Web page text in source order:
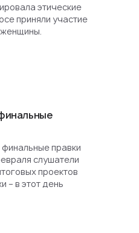
этические
приняли участие
правки
слушатели
проектов
– в этот день